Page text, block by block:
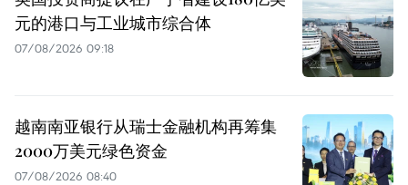
元的港口与工业城市综合体
07/08/2026 09:18
越南南亚银行从瑞士金融机构再筹集
2000万美元绿色资金
07/08/2026 08:40